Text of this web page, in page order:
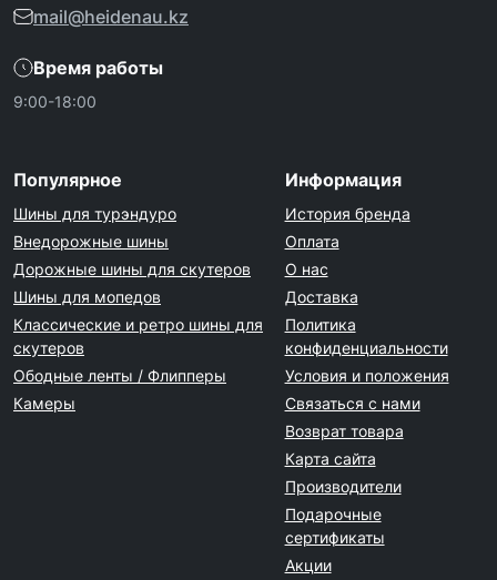
mail@heidenau.kz
Время работы
9:00-18:00
Популярное
Шины для турэндуро
Внедорожные шины
Дорожные шины для скутеров
Шины для мопедов
Классические и ретро шины для
скутеров
Ободные ленты / Флипперы
Камеры
Информация
История бренда
Оплата
О нас
Доставка
Политика
конфиденциальности
Условия и положения
Связаться с нами
Возврат товара
Карта сайта
Производители
Подарочные
сертификаты
Акции